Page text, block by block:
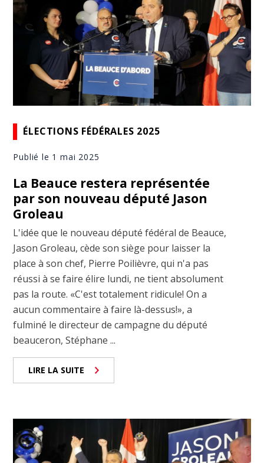
ÉLECTIONS FÉDÉRALES 2025
Publié le 1 mai 2025
La Beauce restera représentée
par son nouveau député Jason
Groleau
L'idée que le nouveau député fédéral de Beauce,
Jason Groleau, cède son siège pour laisser la
place à son chef, Pierre Poilièvre, qui n'a pas
réussi à se faire élire lundi, ne tient absolument
pas la route. «C'est totalement ridicule! On a
aucun commentaire à faire là-dessus!», a
fulminé le directeur de campagne du député
beauceron, Stéphane ...
LIRE LA SUITE